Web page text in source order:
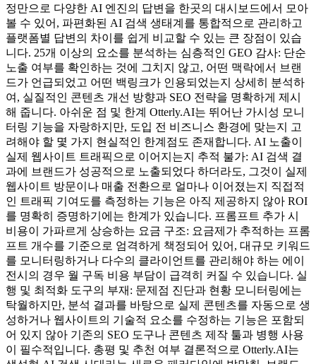
정만으로 다양한 AI 엔진의 답변을 한곳의 대시보드에서 모아
볼 수 있어, 파편화된 AI 검색 생태계를 통합적으로 관리하고
플랫폼별 답변의 차이를 쉽게 비교할 수 있는 큰 장점이 있습
니다. 25개 이상의 요소를 분석하는 심층적인 GEO 감사: 단순
노출 여부를 확인하는 것에 그치지 않고, 어떤 맥락에서 브랜
드가 언급되었고 어떤 백링크가 인용되었는지 상세히 분석하
여, 실질적인 콘텐츠 개선 방향과 SEO 전략을 명확하게 제시
해 줍니다. 아쉬운 점 및 한계 Otterly.AI는 뛰어난 가시성 모니
터링 기능을 자랑하지만, 도입 전 비즈니스 환경에 맞는지 고
려해야 할 몇 가지 현실적인 한계점도 존재합니다. AI 노출이
실제 웹사이트 트래픽으로 이어지는지 추적 불가: AI 검색 결
과에 브랜드가 성공적으로 노출되었다 하더라도, 그것이 실제
웹사이트 방문이나 매출 전환으로 얼마나 이어졌는지 직접적
인 트래픽 기여도를 측정하는 기능은 아직 제공하지 않아 ROI
를 명확히 증명하기에는 한계가 있습니다. 프롬프트 추가 시
비용이 가파르게 상승하는 요금 구조: 요금제가 추적하는 프롬
프트 개수를 기준으로 엄격하게 책정되어 있어, 대규모 키워드
를 모니터링하거나 다수의 클라이언트를 관리해야 하는 에이
전시의 경우 월 구독 비용 부담이 급격히 커질 수 있습니다. 실
행 및 최적화 도구의 부재: 문제점 진단과 현황 모니터링에는
탁월하지만, 분석 결과를 바탕으로 실제 콘텐츠를 자동으로 생
성하거나 웹사이트의 기술적 요소를 수정하는 기능은 포함되
어 있지 않아 기존의 SEO 도구나 콘텐츠 제작 툴과 병행 사용
이 필수적입니다. 총평 및 추천 여부 결론적으로 Otterly.AI는